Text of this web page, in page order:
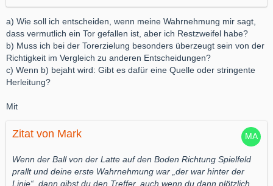
a) Wie soll ich entscheiden, wenn meine Wahrnehmung mir sagt,
dass vermutlich ein Tor gefallen ist, aber ich Restzweifel habe?
b) Muss ich bei der Torerzielung besonders überzeugt sein von der
Richtigkeit im Vergleich zu anderen Entscheidungen?
c) Wenn b) bejaht wird: Gibt es dafür eine Quelle oder stringente
Herleitung?
Mit
Zitat von Mark
Wenn der Ball von der Latte auf den Boden Richtung Spielfeld
prallt und deine erste Wahrnehmung war „der war hinter der
Linie“, dann gibst du den Treffer, auch wenn du dann plötzlich